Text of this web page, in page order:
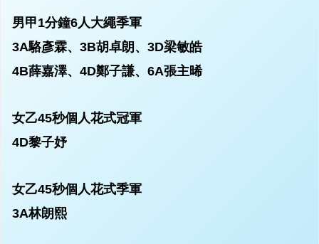
男甲1分鐘6人大繩季軍
3A駱彥霖、3B胡卓朗、3D梁敏皓
4B薛嘉澤、4D鄭子謙、6A張主晞
女乙45秒個人花式冠軍
4D黎子妤
女乙45秒個人花式季軍
3A林朗熙